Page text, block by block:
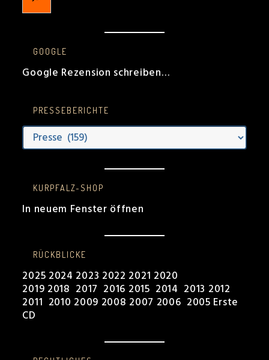
GOOGLE
Google Rezension schreiben…
PRESSEBERICHTE
Presseberichte
KURPFALZ-SHOP
In neuem Fenster öffnen
RÜCKBLICKE
2025 2024 2023 2022 2021 2020
2019 2018 2017 2016 2015 2014 2013 2012
2011 2010 2009 2008 2007 2006 2005 Erste
CD